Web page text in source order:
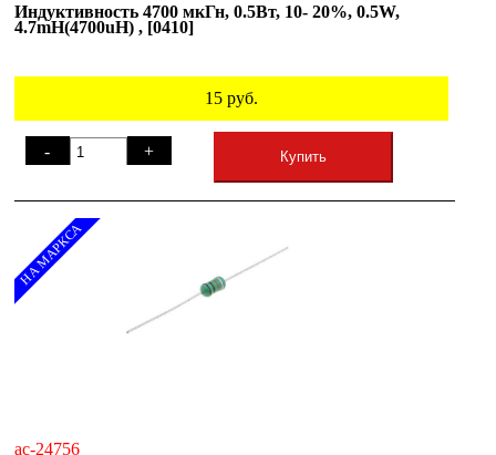
Индуктивность 4700 мкГн, 0.5Вт, 10- 20%, 0.5W,
4.7mH(4700uH) , [0410]
15 руб.
- + Купить
НА МАРКСА
ac-24756